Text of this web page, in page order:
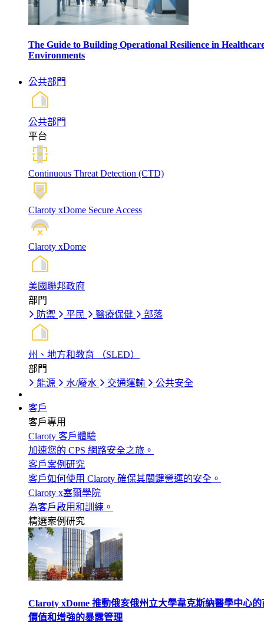
The Guide to Building Operational Resilience in
Environments
公共部門
公共部門
平台
Continuous Threat Detection (CTD)
Claroty xDome Secure Access
Claroty xDome
美國聯邦政府
部門
防禦
平民 醫療保健 部落
州、地方和教育 （SLED）
部門
能源
水/廢水 交通運輸 公共安全
客戶
客戶專用
Claroty 客戶體驗
加速您的 CPS 網路安全之旅。
客戶案例研究
客戶如何使用 Claroty 確保其關鍵營運的安全。
Claroty x塞爾學院
為客戶啟用和訓練。
精選案例研究
Claroty xDome 推動俄亥俄州立大學韋克斯納醫學中心的
價值和增強的暴露管理